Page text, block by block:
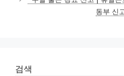
동부 신
검색